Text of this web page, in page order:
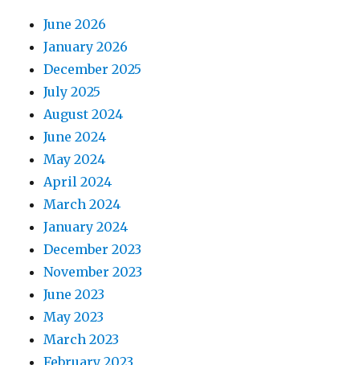
June 2026
January 2026
December 2025
July 2025
August 2024
June 2024
May 2024
April 2024
March 2024
January 2024
December 2023
November 2023
June 2023
May 2023
March 2023
February 2023